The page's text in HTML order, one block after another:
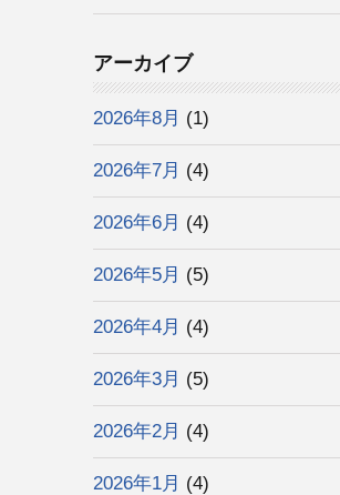
アーカイブ
2026年8月 (1)
2026年7月 (4)
2026年6月 (4)
2026年5月 (5)
2026年4月 (4)
2026年3月 (5)
2026年2月 (4)
2026年1月 (4)